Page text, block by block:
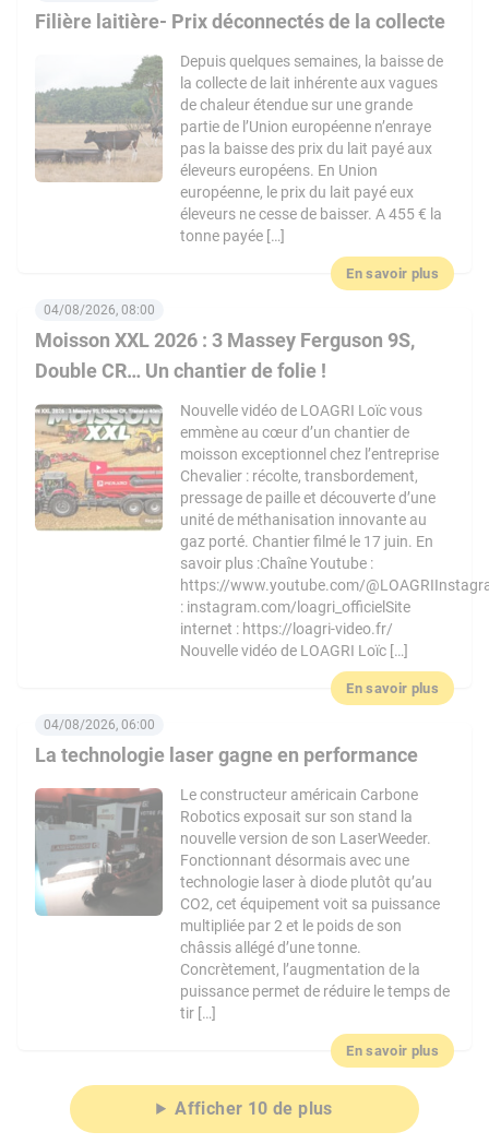
Filière laitière- Prix déconnectés de la collecte
Depuis quelques semaines, la baisse de
la collecte de lait inhérente aux vagues
de chaleur étendue sur une grande
partie de l’Union européenne n’enraye
pas la baisse des prix du lait payé aux
éleveurs européens. En Union
européenne, le prix du lait payé eux
éleveurs ne cesse de baisser. A 455 € la
tonne payée […]
En savoir plus
Moisson XXL 2026 : 3 Massey Ferguson 9S,
Double CR… Un chantier de folie !
04/08/2026, 08:00
Nouvelle vidéo de LOAGRI Loïc vous
emmène au cœur d’un chantier de
moisson exceptionnel chez l’entreprise
Chevalier : récolte, transbordement,
pressage de paille et découverte d’une
unité de méthanisation innovante au
gaz porté. Chantier filmé le 17 juin. En
savoir plus :Chaîne Youtube :
https://www.youtube.com/
: instagram.com/loagri_officielSite
internet : https://loagri-video.fr/
Nouvelle vidéo de LOAGRI Loïc […]
En savoir plus
La technologie laser gagne en performance
04/08/2026, 06:00
Le constructeur américain Carbone
Robotics exposait sur son stand la
nouvelle version de son LaserWeeder.
Fonctionnant désormais avec une
technologie laser à diode plutôt qu’au
CO2, cet équipement voit sa puissance
multipliée par 2 et le poids de son
châssis allégé d’une tonne.
Concrètement, l’augmentation de la
puissance permet de réduire le temps de
tir […]
En savoir plus
Afficher 10 de plus